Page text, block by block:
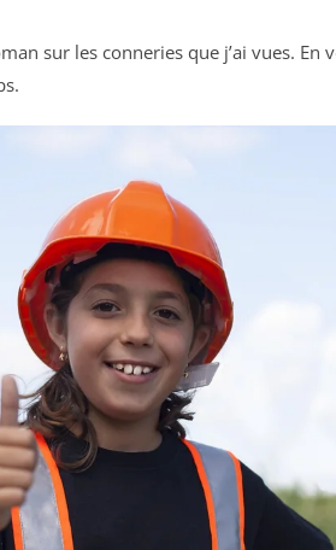
sur les conneries que j’ai vues. En